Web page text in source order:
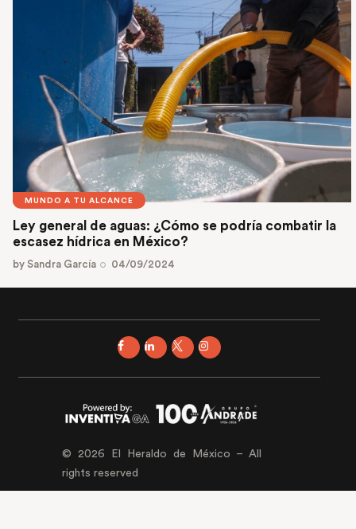
MUNDO A TU ALCANCE
Ley general de aguas: ¿Cómo se podría combatir la
escasez hídrica en México?
by Sandra García 04/09/2024
© 2026 El Heraldo de México – All
rights reserved